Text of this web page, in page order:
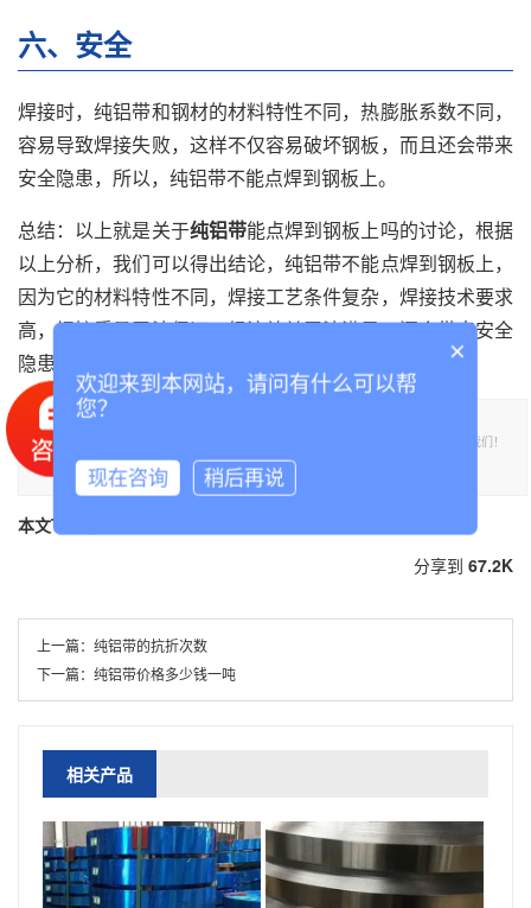
六、安全
焊接时，纯铝带和钢材的材料特性不同，热膨胀系数不同，
容易导致焊接失败，这样不仅容易破坏钢板，而且还会带来
安全隐患，所以，纯铝带不能点焊到钢板上。
总结：以上就是关于纯铝带能点焊到钢板上吗的讨论，根据
以上分析，我们可以得出结论，纯铝带不能点焊到钢板上，
因为它的材料特性不同，焊接工艺条件复杂，焊接技术要求
高，焊接质量无法保证，经济效益无法满足，还会带来安全
隐患。
本文标题《纯铝带能点焊到钢板上吗》,**于泰诚铝业官网。转载请注明出处：
https://www.tclvban.com//lvdainews/159.html，需要纯铝带,铝带,铝带厂家可联系我们！
部分内容参考：百度百科
本文TGA标签：
分享到 67.2K
上一篇： 纯铝带的抗折次数
下一篇： 纯铝带价格多少钱一吨
相关产品
×
欢迎来到本网站，请问有什么可以帮
您？
现在咨询 稍后再说